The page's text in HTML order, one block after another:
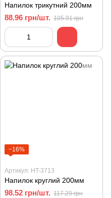
Напилок трикутний 200мм
88.96 грн/шт. 105.91 грн
−16%
Артикул: HT-3713
Напилок круглий 200мм
98.52 грн/шт. 117.29 грн